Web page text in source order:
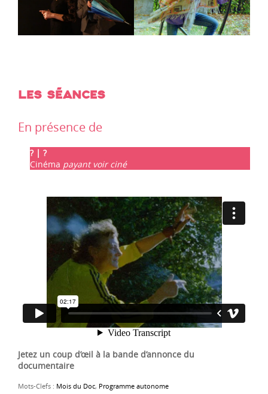
LES SÉANCES
En présence de
? | ?
Cinéma payant voir ciné
Jetez un coup d’œil à la bande d’annonce du
documentaire
Mots-Clefs : Mois du Doc, Programme autonome